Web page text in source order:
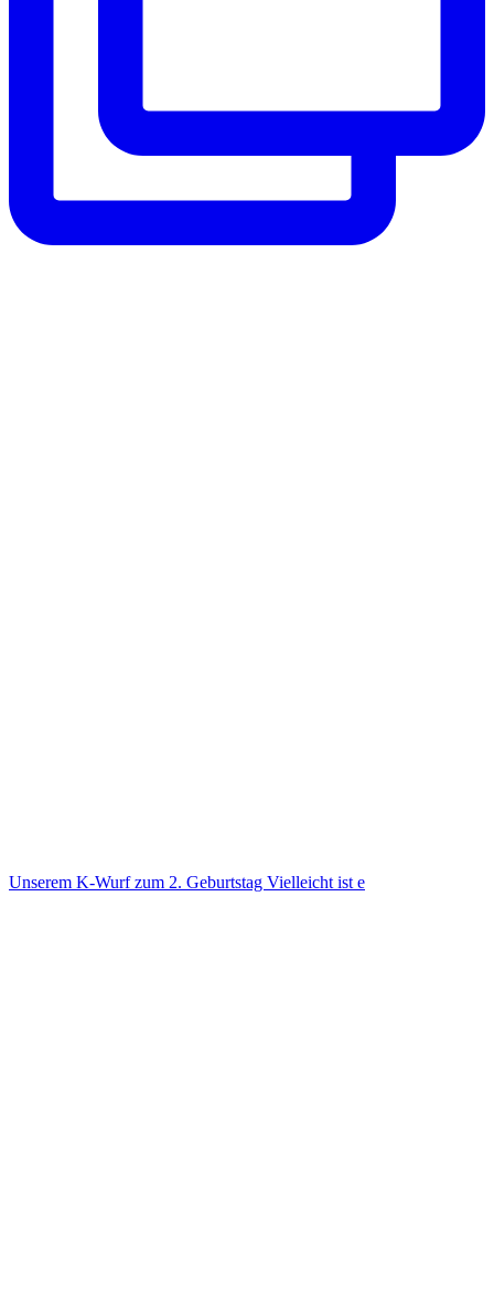
Unse­rem K-Wurf zum 2. Geburts­tag Viel­leicht ist e